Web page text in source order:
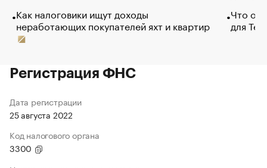
Как налоговики ищут доходы
неработающих покупателей яхт и квартир
Что
для
Регистрация ФНС
Дата регистрации
25 августа 2022
Код налогового органа
3300